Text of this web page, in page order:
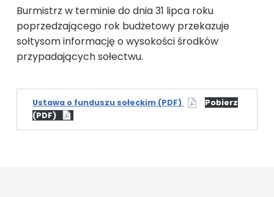
Burmistrz w terminie do dnia 31 lipca roku
poprzedzającego rok budżetowy przekazuje
sołtysom informację o wysokości środków
przypadających sołectwu.
Ustawa o funduszu sołeckim (PDF)
Pobierz
(PDF)
Wróć do głównej nawigacji